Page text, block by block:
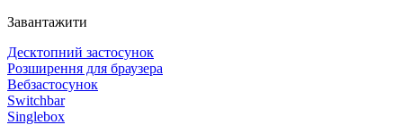
Завантажити
Десктопний застосунок
Розширення для браузера
Вебзастосунок
Switchbar
Singlebox